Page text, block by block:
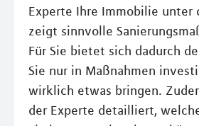
Experte Ihre Immobilie unter
zeigt sinnvolle
Für Sie bietet sich dadurch
Sie nur in Maßnahmen
wirklich etwas bringen.
der Experte detailliert,